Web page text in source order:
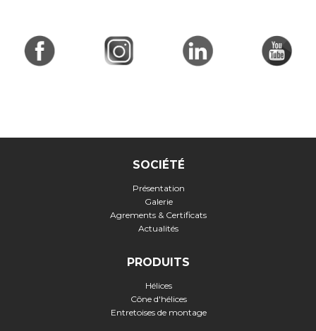
SOCIÉTÉ
Présentation
Galerie
Agrements & Certificats
Actualités
PRODUITS
Hélices
Cône d'hélices
Entretoises de montage